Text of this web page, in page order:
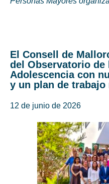
El Consell de
del Observatorio de
Adolescencia con
y un plan de trabajo
12 de junio de 2026